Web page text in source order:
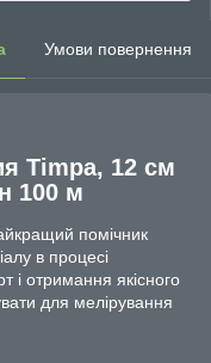
Умови повернення
Timpa, 12 см
100 м
помічник
в процесі
і отримання якісного
для мелірування